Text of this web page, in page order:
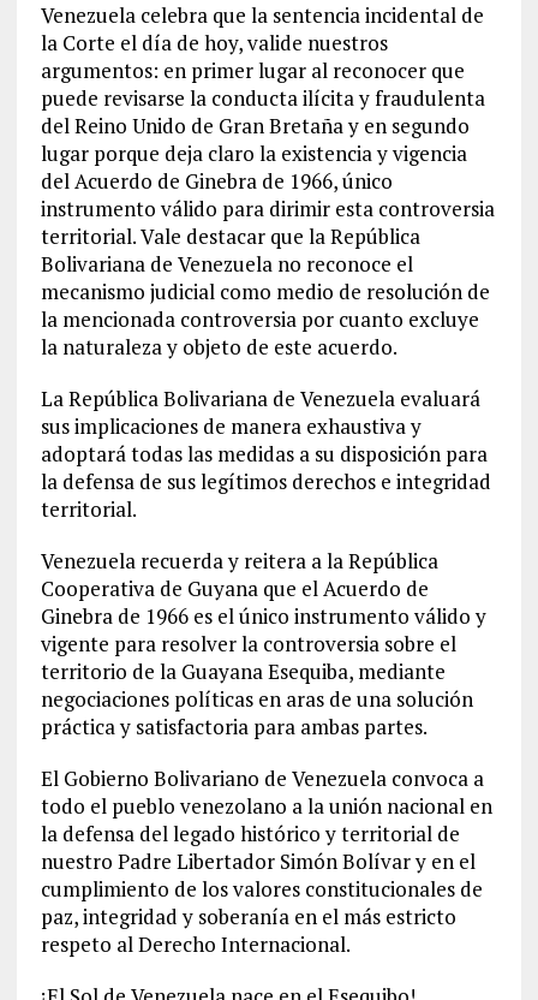
Venezuela celebra que la sentencia incidental de
la Corte el día de hoy, valide nuestros
argumentos: en primer lugar al reconocer que
puede revisarse la conducta ilícita y fraudulenta
del Reino Unido de Gran Bretaña y en segundo
lugar porque deja claro la existencia y vigencia
del Acuerdo de Ginebra de 1966, único
instrumento válido para dirimir esta controversia
territorial. Vale destacar que la República
Bolivariana de Venezuela no reconoce el
mecanismo judicial como medio de resolución de
la mencionada controversia por cuanto excluye
la naturaleza y objeto de este acuerdo.
La República Bolivariana de Venezuela evaluará
sus implicaciones de manera exhaustiva y
adoptará todas las medidas a su disposición para
la defensa de sus legítimos derechos e integridad
territorial.
Venezuela recuerda y reitera a la República
Cooperativa de Guyana que el Acuerdo de
Ginebra de 1966 es el único instrumento válido y
vigente para resolver la controversia sobre el
territorio de la Guayana Esequiba, mediante
negociaciones políticas en aras de una solución
práctica y satisfactoria para ambas partes.
El Gobierno Bolivariano de Venezuela convoca a
todo el pueblo venezolano a la unión nacional en
la defensa del legado histórico y territorial de
nuestro Padre Libertador Simón Bolívar y en el
cumplimiento de los valores constitucionales de
paz, integridad y soberanía en el más estricto
respeto al Derecho Internacional.